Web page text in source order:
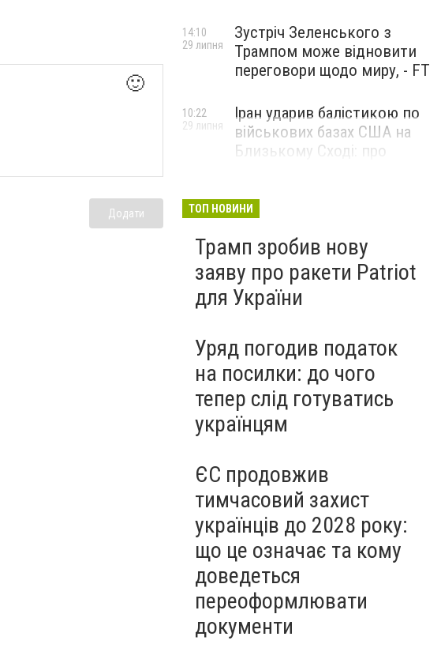
🙂
Додати
Зустріч Зеленського з
Трампом може відновити
переговори щодо миру, - FT
14:10
29 липня
Іран ударив балістикою по
військових базах США на
Близькому Сході: про
10:22
29 липня
ТОП НОВИНИ
Трамп зробив нову
заяву про ракети Patriot
для України
Уряд погодив податок
на посилки: до чого
тепер слід готуватись
українцям
ЄС продовжив
тимчасовий захист
українців до 2028 року:
що це означає та кому
доведеться
переоформлювати
документи